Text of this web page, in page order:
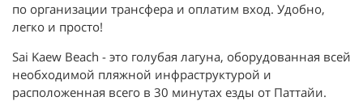
по организации трансфера и оплатим вход. Удобно,
легко и просто!
Sai Kaew Beach - это голубая лагуна, оборудованная всей
необходимой пляжной инфраструктурой и
расположенная всего в 30 минутах езды от Паттайи.